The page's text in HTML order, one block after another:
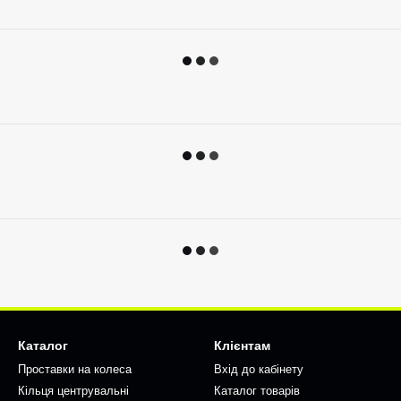
Каталог
Проставки на колеса
Кільця центрувальні
Клієнтам
Вхід до кабінету
Каталог товарів